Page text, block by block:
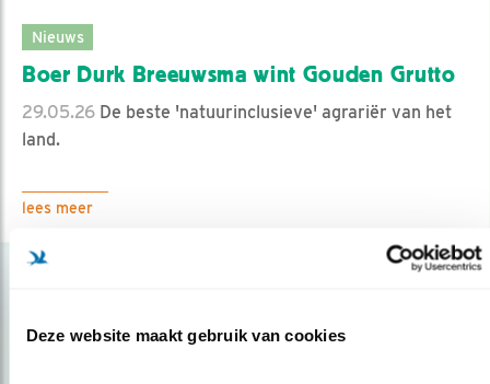
Deze website maakt gebruik van cookies
Nieuws
Boer Durk Breeuwsma wint Gouden Grutto
29.05.26 De beste 'natuurinclusieve' agrariër van het
land.
lees meer